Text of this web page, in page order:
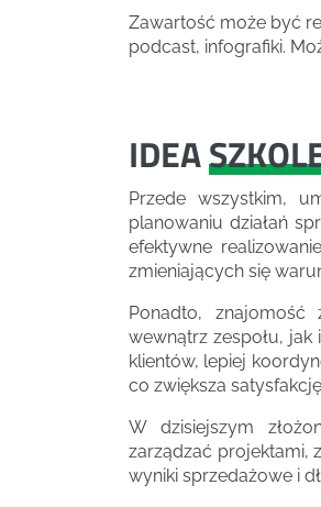
Zawartość może być
podcast, infografiki.
IDEA
Przede wszystkim,
planowaniu działań
efektywne
zmieniających się
Ponadto, znajomość
wewnątrz zespołu,
klientów, lepiej
co zwiększa
W dzisiejszym
zarządzać projektami,
wyniki sprzedażowe i